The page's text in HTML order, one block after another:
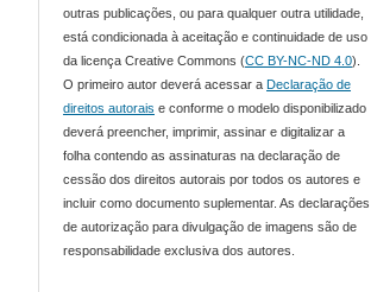
outras publicações, ou para qualquer outra utilidade,
está condicionada à aceitação e continuidade de uso
da licença Creative Commons (CC BY-NC-ND 4.0).
O primeiro autor deverá acessar aDeclaração de
direitos autorais e conforme o modelo disponibilizado
deverá preencher, imprimir, assinar e digitalizar a
folha contendo as assinaturas na declaração de
cessão dos direitos autorais por todos os autores e
incluir como documento suplementar. As declarações
de autorização para divulgação de imagens são de
responsabilidade exclusiva dos autores.